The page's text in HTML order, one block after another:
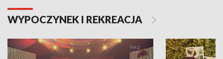
WYPOCZYNEK I REKREACJA